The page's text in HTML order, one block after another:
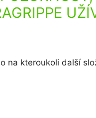
na kteroukoli další